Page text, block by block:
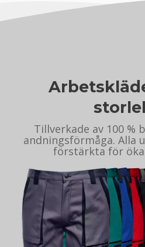
Tillverkade av 100
andningsförmåga. Alla
förstärkta för